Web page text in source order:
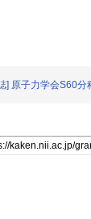
] 原子力学会S60